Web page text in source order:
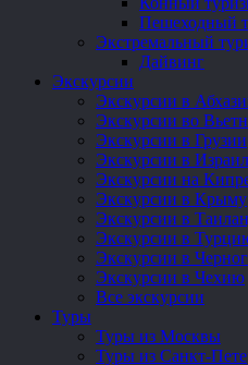
Пешеходный
Экстремальный
Дайвинг
Экскурсии
Экскурсии в
Экскурсии во
Экскурсии в Грузии
Экскурсии в
Экскурсии на
Экскурсии в Крыму
Экскурсии в
Экскурсии в
Экскурсии в
Экскурсии в Чехию
Все экскурсии
Туры
Туры из Москвы
Туры из Санкт-